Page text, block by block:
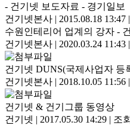
- 건기넷 보도자료 - 경기일보
건기넷본사 | 2015.08.18 13:47 |
수원인테리어 업계의 강자 -
건기넷본사 | 2020.03.24 11:43 |
건기넷 DUNS(국제사업자 등
건기넷본사 | 2018.10.05 11:56 |
건기넷 & 건기그룹 동영상
건기넷 | 2017.05.30 14:29 | 조